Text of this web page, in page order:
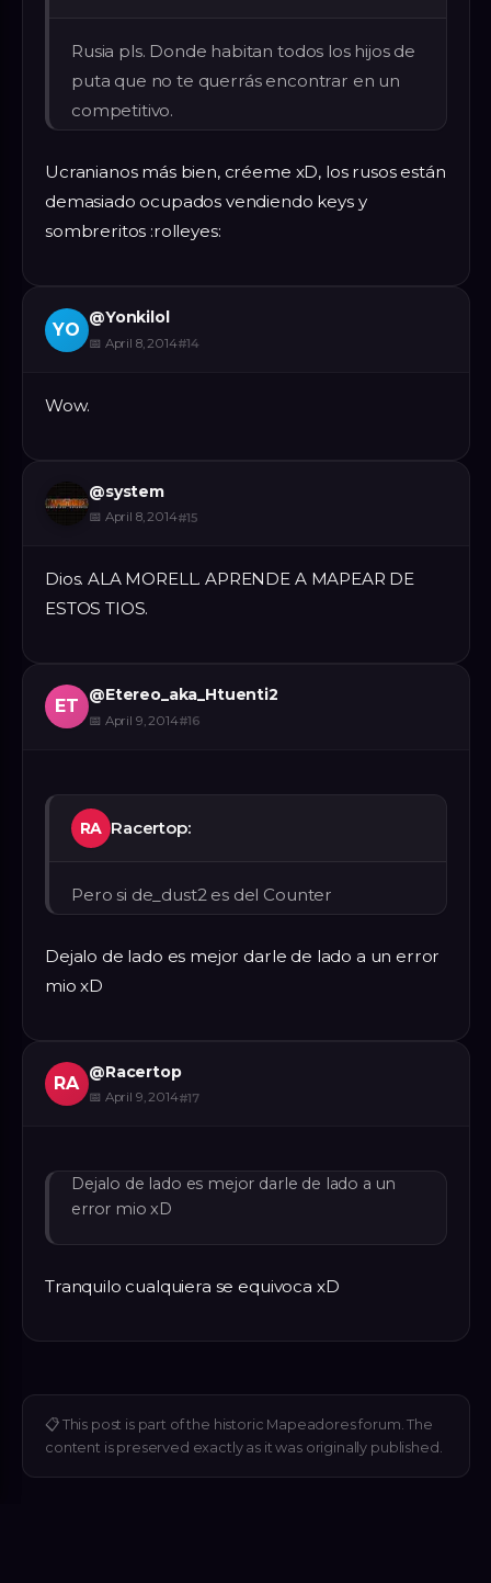
Rusia pls. Donde habitan todos los hijos de
puta que no te querrás encontrar en un
competitivo.
Ucranianos más bien, créeme xD, los rusos están
demasiado ocupados vendiendo keys y
sombreritos :rolleyes:
YO
@Yonkilol
📅 April 8, 2014#14
Wow.
@system
📅 April 8, 2014#15
Dios. ALA MORELL. APRENDE A MAPEAR DE
ESTOS TIOS.
ET
@Etereo_aka_Htuenti2
📅 April 9, 2014#16
RA Racertop:
Pero si de_dust2 es del Counter
Dejalo de lado es mejor darle de lado a un error
mio xD
RA
@Racertop
📅 April 9, 2014#17
Dejalo de lado es mejor darle de lado a un
error mio xD
Tranquilo cualquiera se equivoca xD
📋 This post is part of the historic Mapeadores forum. The
content is preserved exactly as it was originally published.